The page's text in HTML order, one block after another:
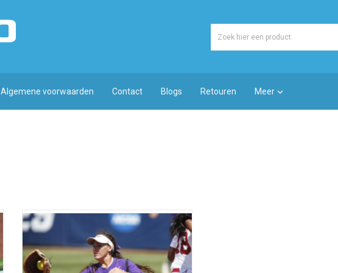
Algemene voorwaarden Contact Blogs Retouren Meer 